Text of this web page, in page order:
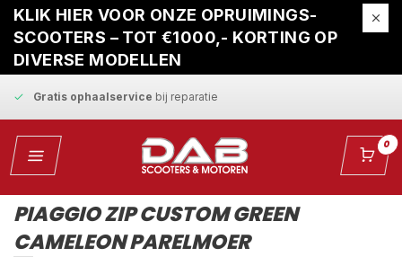
KLIK HIER VOOR ONZE OPRUIMINGS-
SCOOTERS – TOT €1000,- KORTING OP
DIVERSE MODELLEN
Snelle levering envaste scherpe prijzen
Tot3 jaar garantie op alle nieuwe scooters
Gratis ophaalservice bij reparatie
Snelle levering vaste scherpe prijzen 0
PIAGGIO ZIP CUSTOM GREEN
CAMELEON PARELMOER